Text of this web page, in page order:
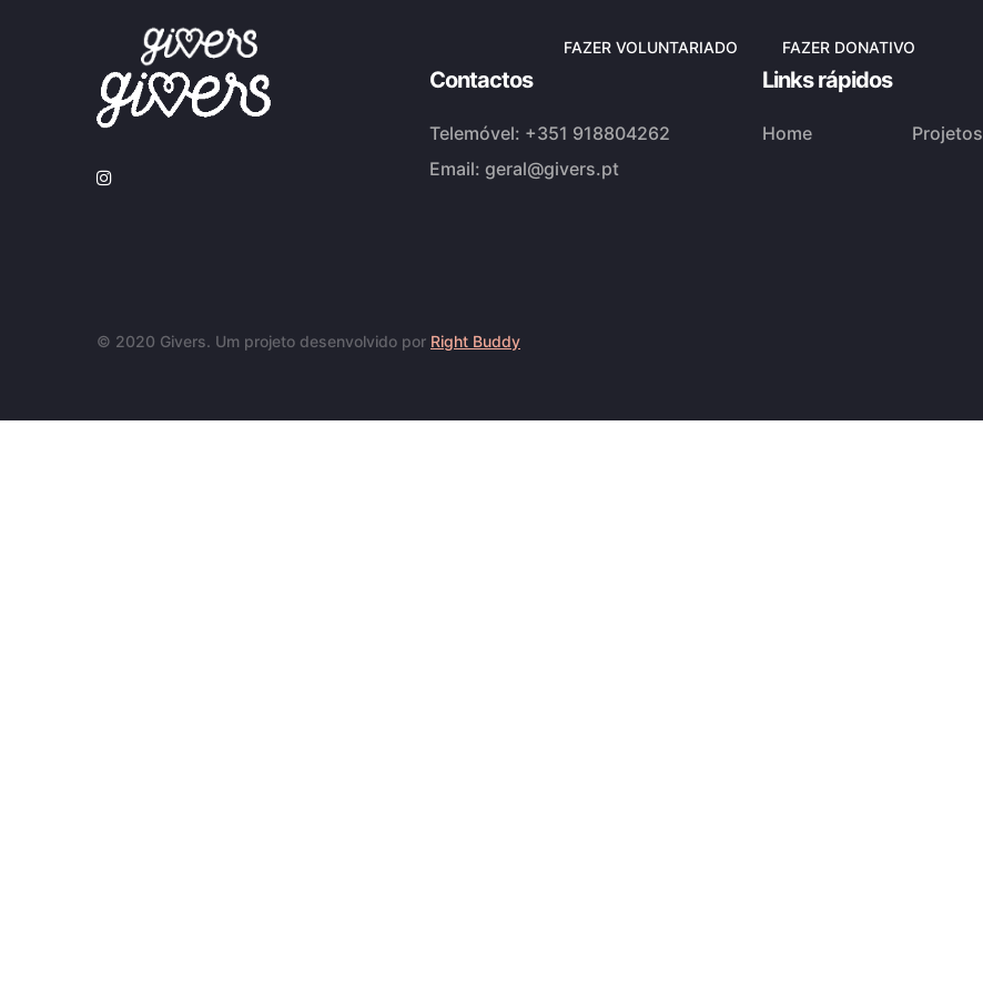
FAZER VOLUNTARIADO FAZER DONATIVO
Contactos
Telemóvel: +351 918804262
Email: geral@givers.pt
Links rápidos
Home Projetos
© 2020 Givers. Um projeto desenvolvido por Right Buddy